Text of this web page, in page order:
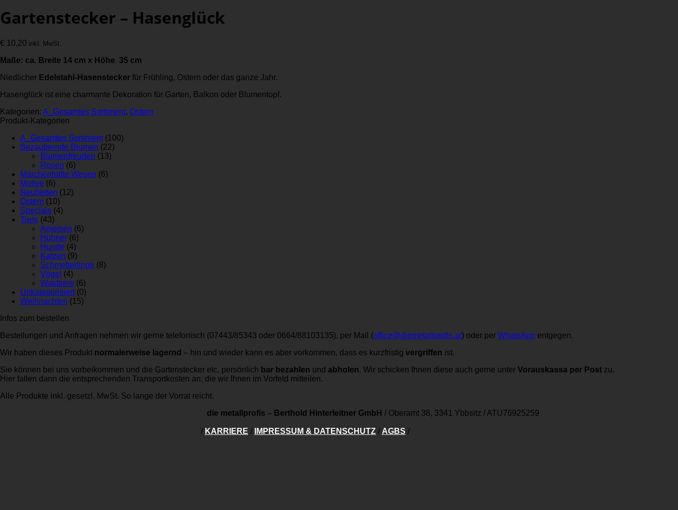
Gartenstecker – Hasenglück
€ 10,20 inkl. MwSt.
Maße: ca. Breite 14 cm x Höhe 35 cm
Niedlicher Edelstahl-Hasenstecker für Frühling, Ostern oder das ganze Jahr.
Hasenglück ist eine charmante Dekoration für Garten, Balkon oder Blumentopf.
Kategorien: A_Gesamtes Sortiment, Ostern
Produkt-Kategorien
A_Gesamtes Sortiment (100)
Bezaubernde Blumen (22)
Blumenfreuden (13)
Rosen (6)
Märchenhafte Wesen (6)
Motive (6)
Neuheiten (12)
Ostern (10)
Specials (4)
Tiere (43)
Ameisen (6)
Hühner (6)
Hunde (4)
Katzen (9)
Schmetterlinge (8)
Vögel (4)
Waldtiere (6)
Unkategorisiert (0)
Weihnachten (15)
Infos zum bestellen
Bestellungen und Anfragen nehmen wir gerne telefonisch (07443/85343 oder 0664/88103135), per Mail (office@diemetallprofis.at) oder per WhatsApp entgegen.
Wir haben dieses Produkt normalerweise lagernd – hin und wieder kann es aber vorkommen, dass es kurzfristig vergriffen ist.
Sie können bei uns vorbeikommen und die Gartenstecker etc. persönlich bar bezahlen und abholen. Wir schicken Ihnen diese auch gerne unter Vorauskassa per Post zu.
Hier fallen dann die entsprechenden Transportkosten an, die wir Ihnen im Vorfeld mitteilen.
Alle Produkte inkl. gesetzl. MwSt. So lange der Vorrat reicht.
die metallprofis – Berthold Hinterleitner GmbH /Oberamt 38, 3341 Ybbsitz /ATU76925259
/ KARRIERE / IMPRESSUM & DATENSCHUTZ / AGBS /